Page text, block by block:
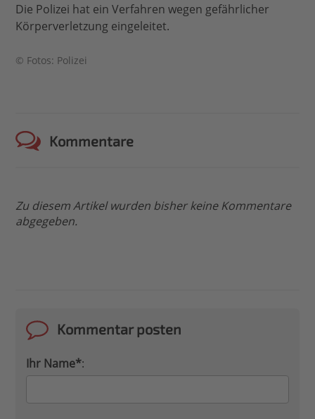
Die Polizei hat ein Verfahren wegen gefährlicher
Körperverletzung eingeleitet.
© Fotos: Polizei
Kommentare
Zu diesem Artikel wurden bisher keine Kommentare
abgegeben.
Kommentar posten
Ihr Name*: